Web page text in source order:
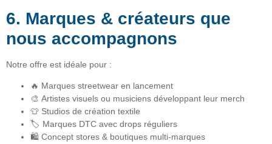
6. Marques & créateurs que
nous accompagnons
Notre offre est idéale pour :
🔥 Marques streetwear en lancement
🎨 Artistes visuels ou musiciens développant leur merch
👕 Studios de création textile
🏷 Marques DTC avec drops réguliers
🛍 Concept stores & boutiques multi-marques